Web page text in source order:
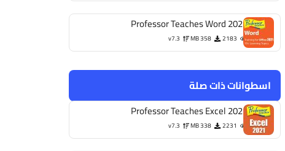
Professor Teaches Word 2021
2183
358 MB
v7.3
اسطوانات ذات صلة
Professor Teaches Excel 2021
2231
338 MB
v7.3